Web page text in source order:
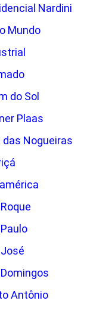
Nardini
Mundo
do Sol
Plaas
Nogueiras
Antônio